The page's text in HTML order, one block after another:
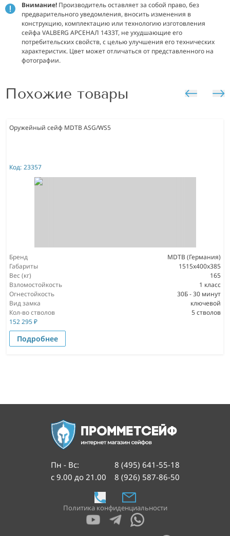
Внимание! Производитель оставляет за собой право, без
предварительного уведомления, вносить изменения в
конструкцию, комплектацию или технологию изготовления
сейфа VALBERG АРСЕНАЛ 1433Т, не ухудшающие его
потребительских свойств, с целью улучшения его технических
характеристик. Цвет может отличаться от представленного на
фотографии.
Похожие товары
Оружейный сейф MDTB ASG/WS5
Код: 23357
Бренд
MDTB (Германия)
Габариты
1515х400х385
Вес (кг)
165
Взломостойкость
1 класс
Огнестойкость
30Б - 30 минут
Вид замка
ключевой
Кол-во стволов
5 стволов
152 295₽
Подробнее
Пн - Вс:
с 9.00 до 21.00
8 (495) 641-55-18
8 (926) 587-86-50
Политика конфиденциальности